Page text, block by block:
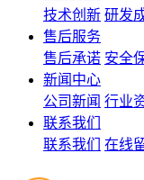
技术创新 研发
售后服务
售后承诺 安全
新闻中心
公司新闻 行业
联系我们
联系我们
在线